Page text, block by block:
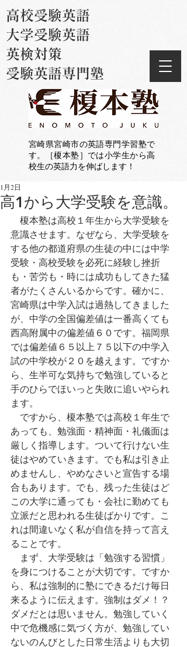
宮崎県宮崎市の英語専門学習塾で
す。［榎本塾］では小学生から高
校生の英語力を伸ばします！
高校受験英語
大学受験英語
英検対策
受験英語専門塾
高1から大学受験を意識。
1月2日
榎本塾は高校１年生から大学受験を
意識させます。なぜなら、大学受験を
する他の都道府県の生徒の中には中学
受験・高校受験を必死に経験し挫折
も・苦労も・時には成功もしてきた猛
者がたくさんいるからです。確かに、
宮崎県は中学入試は過熱してきました
が、中学の全国偏差値は一番高くても
西高附属中の偏差値６０です。福岡県
では偏差値６５以上７５以下の中学入
試の中学校が２０を越えます。ですか
ら、生半可な気持ちで勉強していると
手のひらでほいっと失敗に追いやられ
ます。
ですから、榎本塾では高校１年生で
あっても、勉強面・精神面・礼儀面は
厳しく指導します。ついて行けない生
徒はやめていきます。でも私は引き止
めませんし、やめなさいと宣告する場
合もあります。でも、残った生徒はど
この大学に通っても・会社に勤めても
立派だと思われる生徒ばかりです。こ
れは間違いなく私が自信を持って言え
ることです。
まず、大学受験は「勉強する習慣」
を身につけることが大切です。ですか
ら、私は強制的に塾にできるだけ毎日
来るように伝えます。強制はダメ！？
ダメだとは思いません。勉強していく
中で危機感に気づく方が、勉強してい
ないのんびとした日常生活よりも大切